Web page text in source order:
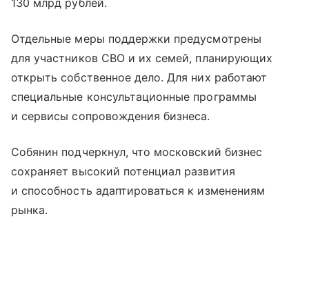
130 млрд рублей.
Отдельные меры поддержки предусмотрены
для участников СВО и их семей, планирующих
открыть собственное дело. Для них работают
специальные консультационные программы
и сервисы сопровождения бизнеса.
Собянин подчеркнул, что московский бизнес
сохраняет высокий потенциал развития
и способность адаптироваться к изменениям
рынка.